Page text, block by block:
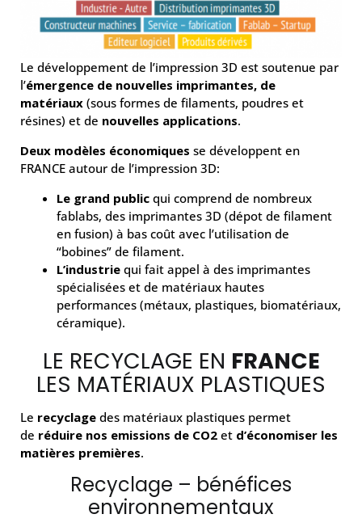
Le développement de l’impression 3D est soutenue par
l’émergence de nouvelles imprimantes, de
matériaux (sous formes de filaments, poudres et
résines) et de nouvelles applications.
Deux modèles économiques se développent en
FRANCE autour de l’impression 3D:
Le grand public qui comprend de nombreux
fablabs, des imprimantes 3D (dépot de filament
en fusion) à bas coût avec l’utilisation de
“bobines” de filament.
L’industrie qui fait appel à des imprimantes
spécialisées et de matériaux hautes
performances (métaux, plastiques, biomatériaux,
céramique).
LE RECYCLAGE EN FRANCE
LES MATÉRIAUX PLASTIQUES
Le recyclage des matériaux plastiques permet
de réduire nos emissions de CO2 et d’économiser les
matières premières.
Recyclage – bénéfices
environnementaux